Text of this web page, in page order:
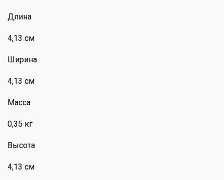
Длина
4,13 см
Ширина
4,13 см
Масса
0,35 кг
Высота
4,13 см